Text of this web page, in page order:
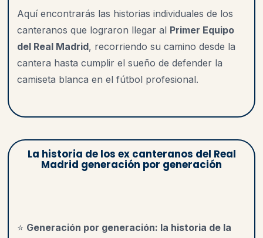
Aquí encontrarás las historias individuales de los
canteranos que lograron llegar al Primer Equipo
del Real Madrid, recorriendo su camino desde la
cantera hasta cumplir el sueño de defender la
camiseta blanca en el fútbol profesional.
La historia de los ex canteranos del Real
Madrid generación por generación
⭐ Generación por generación: la historia de la